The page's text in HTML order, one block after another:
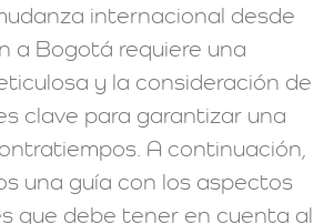
internacional desde
a Bogotá requiere una
y la consideración de
clave para garantizar una
A continuación,
una guía con los aspectos
que debe tener en cuenta al